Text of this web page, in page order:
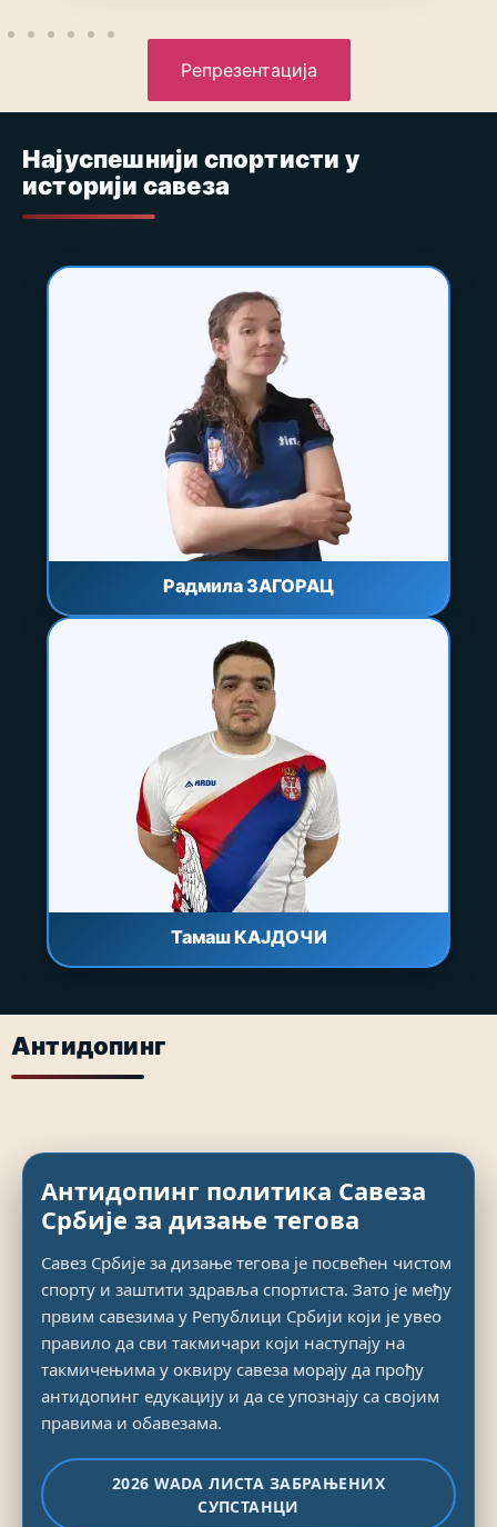
Репрезентација
Најуспешнији спортисти у
историји савеза
Радмила ЗАГОРАЦ
Тамаш КАЈДОЧИ
Антидопинг
Антидопинг политика Савеза
Србије за дизање тегова
Савез Србије за дизање тегова је посвећен чистом
спорту и заштити здравља спортиста. Зато је међу
првим савезима у Републици Србији који је увео
правило да сви такмичари који наступају на
такмичењима у оквиру савеза морају да прођу
антидопинг едукацију и да се упознају са својим
правима и обавезама.
2026 WADA ЛИСТА ЗАБРАЊЕНИХ
СУПСТАНЦИ